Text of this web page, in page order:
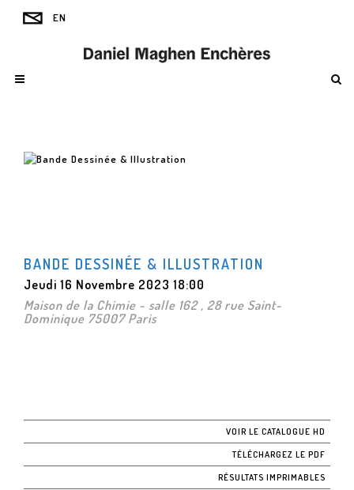
BANDE DESSINÉE & ILLUSTRATION
Jeudi 16 Novembre 2023 18:00
Maison de la Chimie - salle 162 , 28 rue Saint-
Dominique 75007 Paris
VOIR LE CATALOGUE HD
TÉLÉCHARGEZ LE PDF
RÉSULTATS IMPRIMABLES